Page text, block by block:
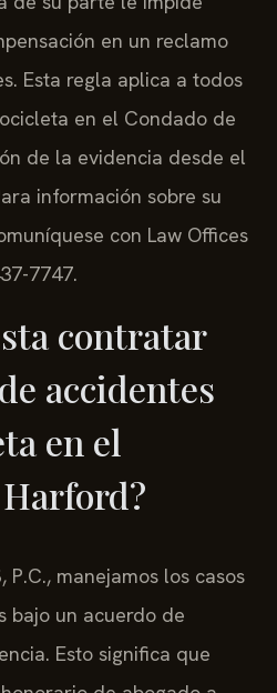
en un reclamo
Esta regla aplica a todos
en el Condado de
de la evidencia desde el
información sobre su
con Law Offices
7747.
contratar
accidentes
en el
P.C., manejamos los casos
bajo un acuerdo de
Esto significa que